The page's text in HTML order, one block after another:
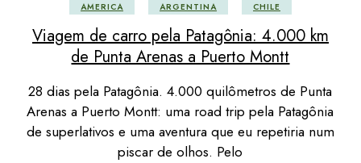
AMERICA ARGENTINA CHILE
Viagem de carro pela Patagônia: 4.000 km
de Punta Arenas a Puerto Montt
28 dias pela Patagônia. 4.000 quilômetros de Punta
Arenas a Puerto Montt: uma road trip pela Patagônia
de superlativos e uma aventura que eu repetiria num
piscar de olhos. Pelo